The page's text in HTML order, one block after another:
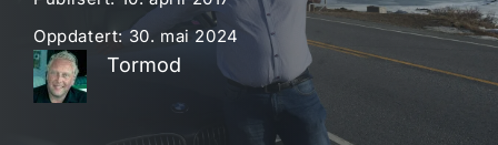
Oppdatert: 30. mai 2024
Tormod